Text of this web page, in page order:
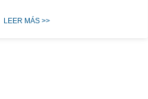
LEER MÁS >>